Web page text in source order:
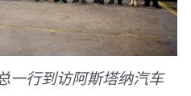
一行到访阿斯塔纳汽车